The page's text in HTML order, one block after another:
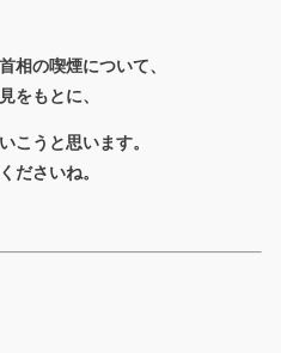
相の喫煙について、
をもとに、
こうと思います。
ださいね。